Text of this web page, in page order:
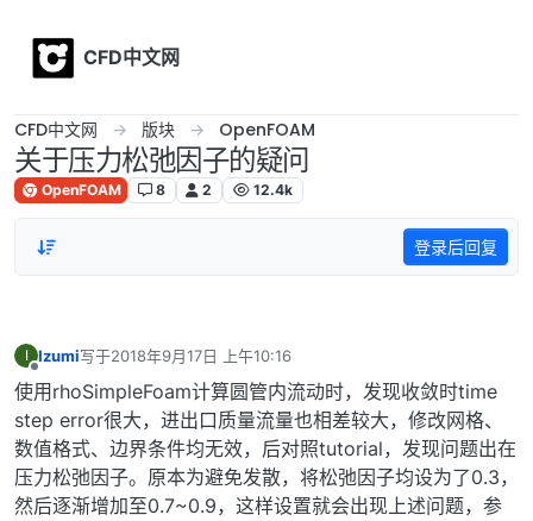
CFD中文网
CFD中文网 版块 OpenFOAM
关于压力松弛因子的疑问
OpenFOAM 8 2 12.4k
登录后回复
I Izumi写于2018年9月17日 上午10:16
最后由 编辑
使用rhoSimpleFoam计算圆管内流动时，发现收敛时time
step error很大，进出口质量流量也相差较大，修改网格、
数值格式、边界条件均无效，后对照tutorial，发现问题出在
压力松弛因子。原本为避免发散，将松弛因子均设为了0.3，
然后逐渐增加至0.7~0.9，这样设置就会出现上述问题，参